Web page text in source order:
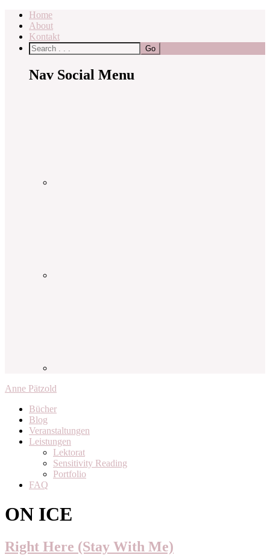
Home
About
Kontakt
Nav Social Menu
Anne Pätzold
Bücher
Blog
Veranstaltungen
Leistungen
Lektorat
Sensitivity Reading
Portfolio
FAQ
ON ICE
Right Here (Stay With Me)